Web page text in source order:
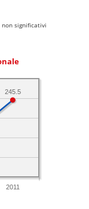
significativi
2011
245.5